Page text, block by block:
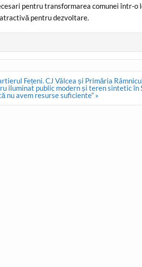
pentru transformarea comunei într-
pentru dezvoltare.
Fețeni. CJ Vâlcea și Primăria
iluminat public modern și teren sintetic
nu avem resurse suficiente” »